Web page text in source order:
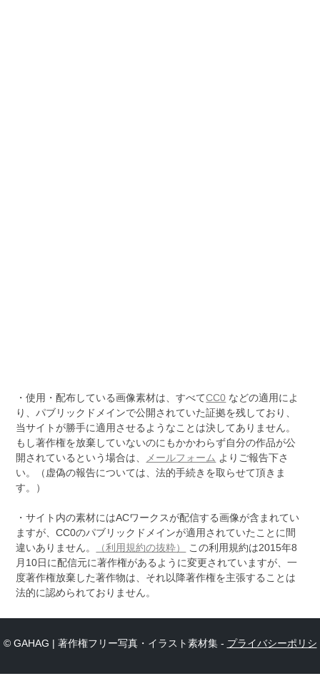
・使用・配布している画像素材は、すべてCC0 などの適用によ
り、パブリックドメインで公開されていた証拠を残しており、
当サイトが勝手に適用させるようなことは決してありません。
もし著作権を放棄していないのにもかかわらず自分の作品が公
開されているという場合は、
メールフォーム よりご報告下さ
い。（虚偽の報告については、法的手続きを取らせて頂きま
す。）
・サイト内の素材にはACワークスが配信する画像が含まれてい
ますが、CC0のパブリックドメインが適用されていたことに間
違いありません。
（利用規約の抜粋）
この利用規約は2015年8
月10日に配信元に著作権があるように変更されていますが、一
度著作権放棄した著作物は、それ以降著作権を主張することは
法的に認められておりません。
© GAHAG | 著作権フリー写真・イラスト素材集 - プライバシーポリシ